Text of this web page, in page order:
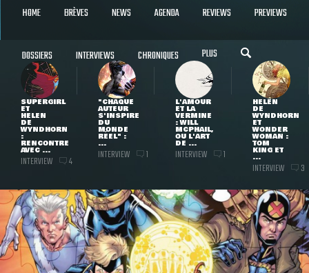
HOME BRÈVES NEWS AGENDA REVIEWS PREVIEWS
DOSSIERS INTERVIEWS CHRONIQUES PLUS
SUPERGIRL
ET
HELEN
DE
WYNDHORN
:
RENCONTRE
AVEC ...
INTERVIEW 4
"CHAQUE
AUTEUR
S'INSPIRE
DU
MONDE
RÉEL" :
...
INTERVIEW 1
L'AMOUR
ET LA
VERMINE
: WILL
MCPHAIL,
OU L'ART
DE ...
INTERVIEW 1
HELEN
DE
WYNDHORN
ET
WONDER
WOMAN :
TOM
KING ET
...
INTERVIEW 3